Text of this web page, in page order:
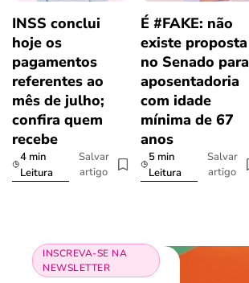
INSS conclui
hoje os
pagamentos
referentes ao
mês de julho;
confira quem
recebe
4 min
Leitura
Salvar
artigo
É #FAKE: não
existe proposta
no Senado para
aposentadoria
com idade
mínima de 67
anos
5 min
Leitura
Salvar
artigo
INSCREVA-SE NA
NEWSLETTER